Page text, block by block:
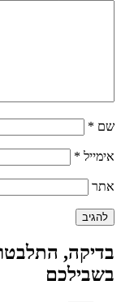
שם *
אימייל *
אתר
בדיקה,
בשבילכם